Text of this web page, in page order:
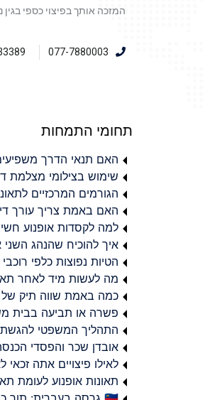
המזכה אותך בפיצוי כספי בגין
077-7880003
תחומי התמחות
האם תנאי הדרך
שימוש בצילומי מצלמת
הגורמים המרכזיים
האם באמת צריך עורך
למה לקסדות אופנוע
איך להוכיח שהנהג
הטיות נפוצות כלפי
מה לעשות מיד לאחר
כמה באמת שווה תיק של
פשרה או תביעה בבית
התהליך המשפטי להגשת
אובדן שכר והפסדי
לאילו פיצויים אתה
תאונות אופנוע לעומת